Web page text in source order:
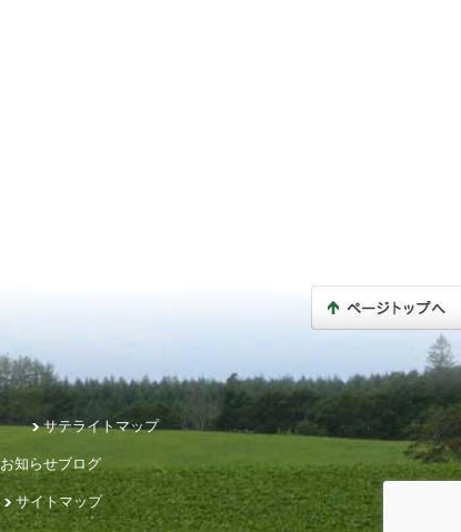
サテライトマップ
お知らせブログ
サイトマップ